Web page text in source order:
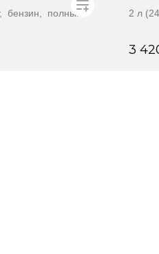
бензин, полный 2 л
3